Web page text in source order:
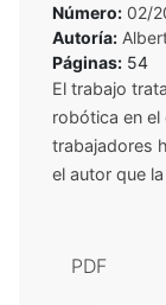
Número: 02/
Autoría:
Páginas: 54
El trabajo
robótica en el
trabajadores
el autor que
PDF